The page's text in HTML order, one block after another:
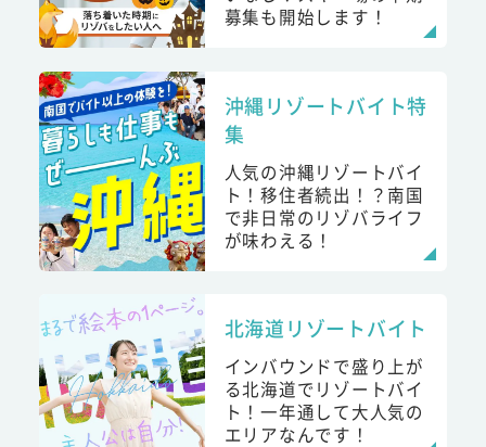
募集も開始します！
沖縄リゾートバイト特
集
人気の沖縄リゾートバイ
ト！移住者続出！？南国
で非日常のリゾバライフ
が味わえる！
北海道リゾートバイト
インバウンドで盛り上が
る北海道でリゾートバイ
ト！一年通して大人気の
エリアなんです！